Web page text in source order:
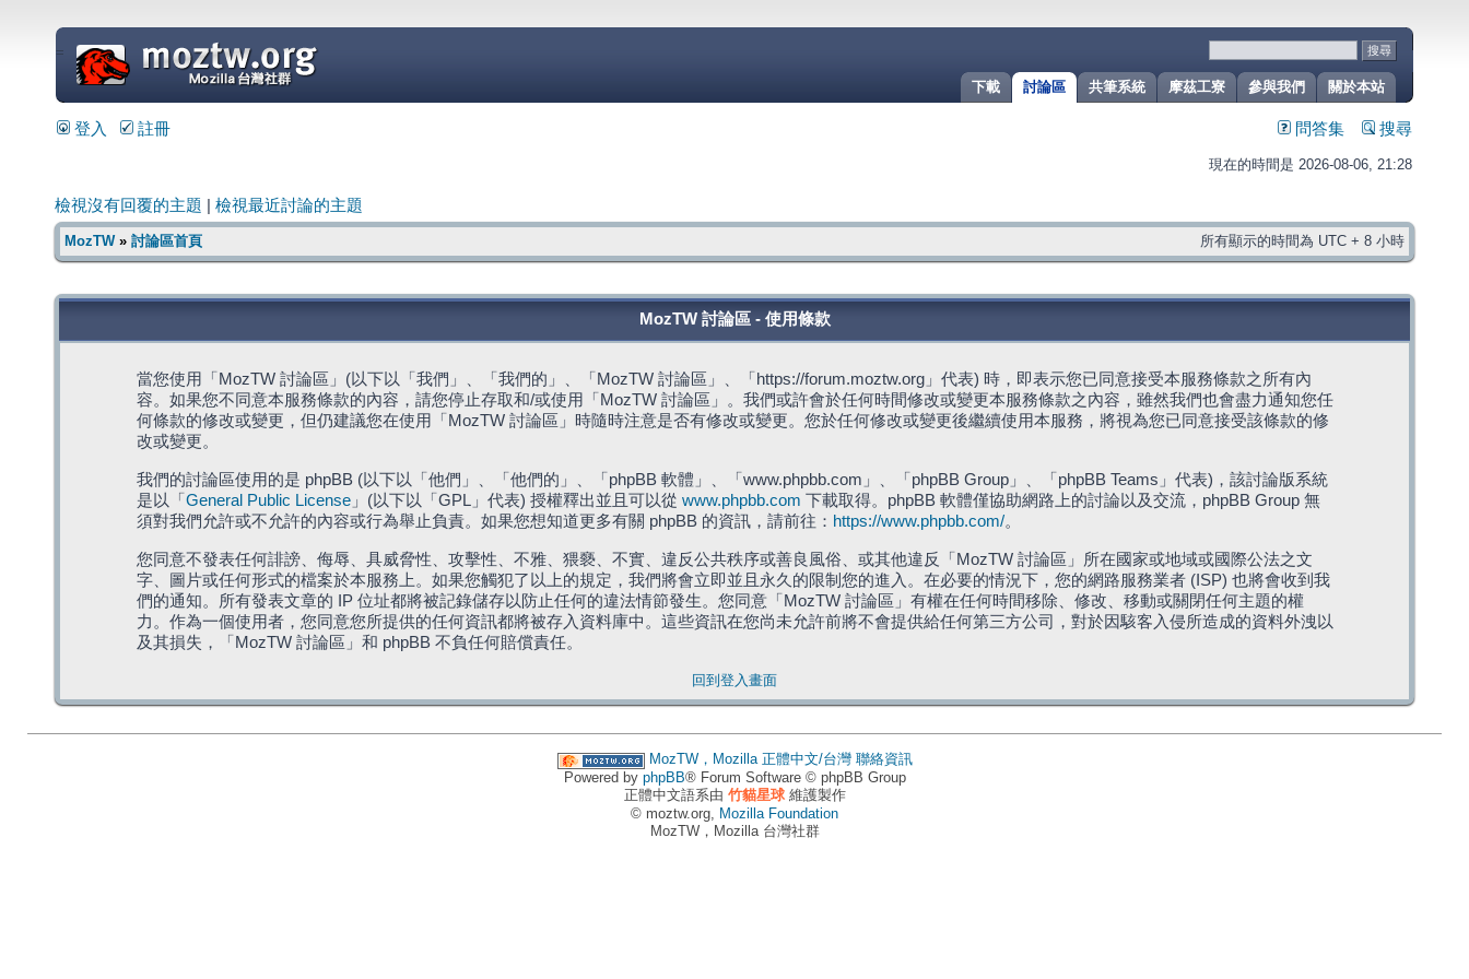
關於本站
參與我們
摩茲工寮
共筆系統
討論區
下載
=
登入 註冊 問答集 搜尋
現在的時間是 2026-08-06, 21:28
檢視沒有回覆的主題 檢視最近討論的主題
MozTW» 討論區首頁 所有顯示的時間為 UTC + 8 小時
MozTW 討論區 - 使用條款
當您使用「MozTW 討論區」(以下以「我們」、「我們的」、「MozTW 討論區」、「https://forum.moztw.org」代表) 時，即表示您已同意接受本服務條款之所有內
容。如果您不同意本服務條款的內容，請您停止存取和/或使用「MozTW 討論區」。我們或許會於任何時間修改或變更本服務條款之內容，雖然我們也會盡力通知您任
何條款的修改或變更，但仍建議您在使用「MozTW 討論區」時隨時注意是否有修改或變更。您於任何修改或變更後繼續使用本服務，將視為您已同意接受該條款的修
改或變更。
我們的討論區使用的是 phpBB (以下以「他們」、「他們的」、「phpBB 軟體」、「www.phpbb.com」、「phpBB Group」、「phpBB Teams」代表)，該討論版系統
是以「 General Public License」(以下以「GPL」代表) 授權釋出並且可以從 www.phpbb.com 下載取得。phpBB 軟體僅協助網路上的討論以及交流，phpBB Group 無
須對我們允許或不允許的內容或行為舉止負責。如果您想知道更多有關 phpBB 的資訊，請前往： https://www.phpbb.com/。
您同意不發表任何誹謗、侮辱、具威脅性、攻擊性、不雅、猥褻、不實、違反公共秩序或善良風俗、或其他違反「MozTW 討論區」所在國家或地域或國際公法之文
字、圖片或任何形式的檔案於本服務上。如果您觸犯了以上的規定，我們將會立即並且永久的限制您的進入。在必要的情況下，您的網路服務業者 (ISP) 也將會收到我
們的通知。所有發表文章的 IP 位址都將被記錄儲存以防止任何的違法情節發生。您同意「MozTW 討論區」有權在任何時間移除、修改、移動或關閉任何主題的權
力。作為一個使用者，您同意您所提供的任何資訊都將被存入資料庫中。這些資訊在您尚未允許前將不會提供給任何第三方公司，對於因駭客入侵所造成的資料外洩以
及其損失，「MozTW 討論區」和 phpBB 不負任何賠償責任。
回到登入畫面
MozTW，Mozilla 正體中文/台灣 聯絡資訊
Powered by phpBB® Forum Software © phpBB Group
正體中文語系由 竹貓星球維護製作
© moztw.org, Mozilla Foundation
MozTW，Mozilla 台灣社群